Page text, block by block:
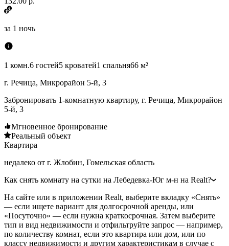
за 1 ночь
1 комн.6 гостей5 кроватей1 спальня66 м²
г. Речица, Микрорайон 5-й, 3
Забронировать 1-комнатную квартиру, г. Речица, Микрорайон
5-й, 3
Мгновенное бронирование
Реальный объект
Квартира
недалеко от г. Жлобин, Гомельская область
Как снять комнату на сутки на Лебедевка-Юг м-н на Realt?
На сайте или в приложении Realt, выберите вкладку «Снять»
— если ищете вариант для долгосрочной аренды, или
«Посуточно» — если нужна краткосрочная. Затем выберите
тип и вид недвижимости и отфильтруйте запрос — например,
по количеству комнат, если это квартира или дом, или по
классу недвижимости и другим характеристикам в случае с